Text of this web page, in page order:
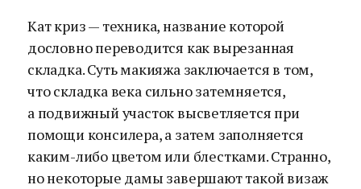
Кат криз — техника, название которой
дословно переводится как вырезанная
складка. Суть макияжа заключается в том,
что складка века сильно затемняется,
а подвижный участок высветляется при
помощи консилера, а затем заполняется
каким-либо цветом или блестками. Странно,
но некоторые дамы завершают такой визаж